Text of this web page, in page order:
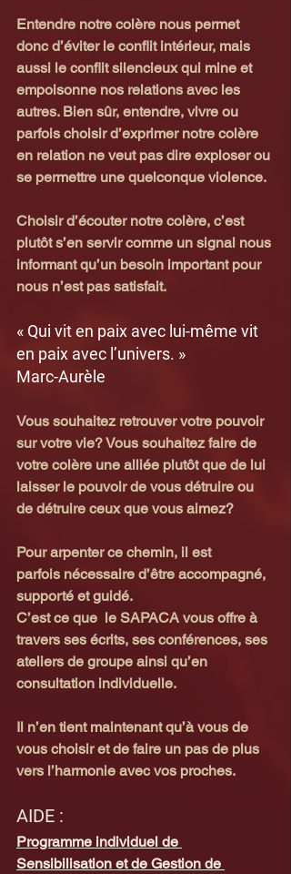
Entendre notre colère nous permet
donc d’éviter le conflit intérieur, mais
aussi le conflit silencieux qui mine et
empoisonne nos relations avec les
autres. Bien sûr, entendre, vivre ou
parfois choisir d’exprimer notre colère
en relation ne veut pas dire exploser ou
se permettre une quelconque violence.
Choisir d’écouter notre colère, c’est
plutôt s’en servir comme un signal nous
informant qu’un besoin important pour
nous n’est pas satisfait.
« Qui vit en paix avec lui-même vit
en paix avec l’univers. »
Marc-Aurèle
Vous souhaitez retrouver votre pouvoir
sur votre vie? Vous souhaitez faire de
votre colère une alliée plutôt que de lui
laisser le pouvoir de vous détruire ou
de détruire ceux que vous aimez?
Pour arpenter ce chemin, il est
parfois nécessaire d’être accompagné,
supporté et guidé.
C’est ce que  le SAPACA vous offre à
travers ses écrits, ses conférences, ses
ateliers de groupe ainsi qu’en
consultation individuelle.
Il n’en tient maintenant qu’à vous de
vous choisir et de faire un pas de plus
vers l’harmonie avec vos proches.
AIDE :
Programme individuel de
Sensibilisation et de Gestion de